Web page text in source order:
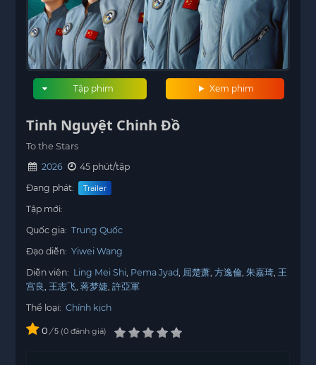
Xem phim
Tập phim
Tinh Nguyệt Chinh Đồ
To the Stars
2026
45 phút/tập
Đang phát:
Trailer
Tập mới:
Quốc gia: Trung Quốc
Đạo diễn: Yiwei Wang
Diễn viên: Ling Mei Shi Pema Jyad 屈楚萧 方逸倫 朱嘉琦 王
宫良 王志飞 蒋梦婕 許亞軍
Thể loại: Chính kịch
0 / 5 0 đánh giá